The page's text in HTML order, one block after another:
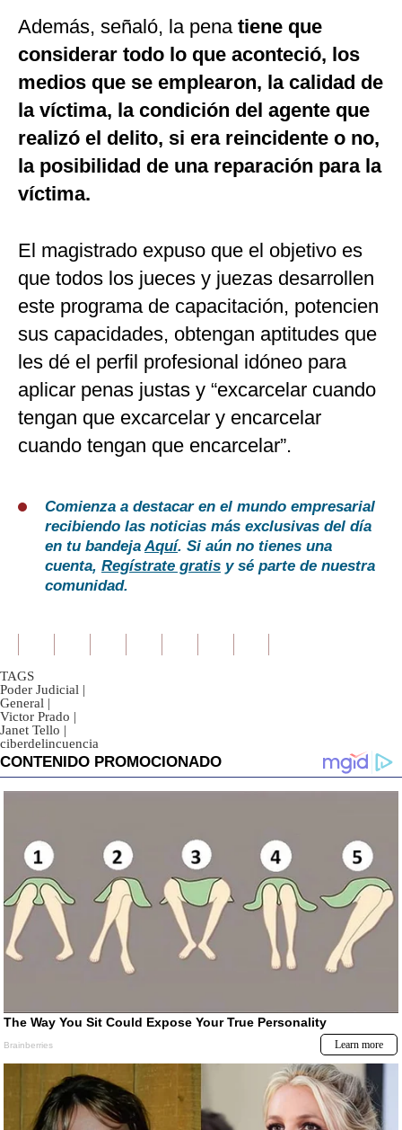
Además, señaló, la pena tiene que
considerar todo lo que aconteció, los
medios que se emplearon, la calidad de
la víctima, la condición del agente que
realizó el delito, si era reincidente o no,
la posibilidad de una reparación para la
víctima.
El magistrado expuso que el objetivo es
que todos los jueces y juezas desarrollen
este programa de capacitación, potencien
sus capacidades, obtengan aptitudes que
les dé el perfil profesional idóneo para
aplicar penas justas y “excarcelar cuando
tengan que excarcelar y encarcelar
cuando tengan que encarcelar”.
Comienza a destacar en el mundo empresarial
recibiendo las noticias más exclusivas del día
en tu bandejaAquí. Si aún no tienes una
cuenta, Regístrate gratis y sé parte de nuestra
comunidad.
TAGS
Poder Judicial |
General |
Victor Prado |
Janet Tello |
ciberdelincuencia